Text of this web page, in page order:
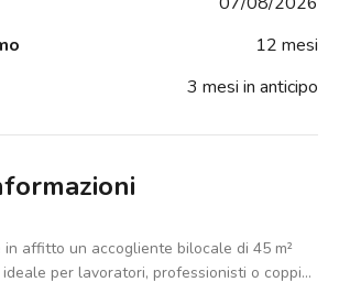
12 mesi
3 mesi in anticipo
affitto un accogliente bilocale di 45 m²
per lavoratori, professionisti o coppie